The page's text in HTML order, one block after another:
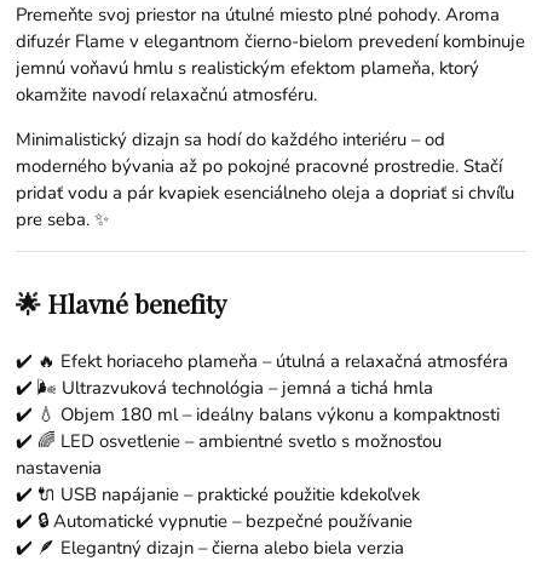
Premeňte svoj priestor na útulné miesto plné pohody. Aroma
difuzér Flame v elegantnom čierno-bielom prevedení kombinuje
jemnú voňavú hmlu s realistickým efektom plameňa, ktorý
okamžite navodí relaxačnú atmosféru.
Minimalistický dizajn sa hodí do každého interiéru – od
moderného bývania až po pokojné pracovné prostredie. Stačí
pridať vodu a pár kvapiek esenciálneho oleja a dopriať si chvíľu
pre seba. ✨
🌟 Hlavné benefity
✔️ 🔥 Efekt horiaceho plameňa – útulná a relaxačná atmosféra
✔️ 🌬️ Ultrazvuková technológia – jemná a tichá hmla
✔️ 💧 Objem 180 ml – ideálny balans výkonu a kompaktnosti
✔️ 🌈 LED osvetlenie – ambientné svetlo s možnosťou
nastavenia
✔️ 🔌 USB napájanie – praktické použitie kdekoľvek
✔️ 🔒 Automatické vypnutie – bezpečné používanie
✔️ 🪶 Elegantný dizajn – čierna alebo biela verzia